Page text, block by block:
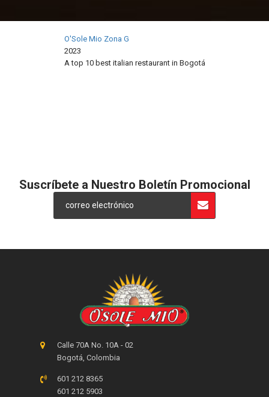
O'Sole Mio Zona G
2023
A top 10 best italian restaurant in Bogotá
Suscríbete a Nuestro Boletín Promocional
Calle 70A No. 10A - 02
Bogotá, Colombia
601 212 8365
601 212 5903